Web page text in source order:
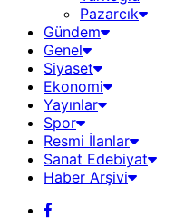
Pazarcık
Gündem
Genel
Siyaset
Ekonomi
Yayınlar
Spor
Resmi İlanlar
Sanat Edebiyat
Haber Arşivi